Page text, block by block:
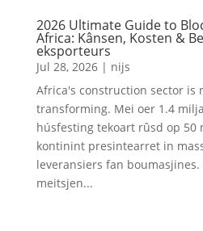
2026 Ultimate Guide to
Africa: Kânsen, Kosten &
eksporteurs
Jul 28, 2026| nijs
Africa's construction sector
transforming. Mei oer 1.4
húsfesting tekoart rûsd op 50
kontinint presintearret in
leveransiers fan boumasjines.
meitsjen...